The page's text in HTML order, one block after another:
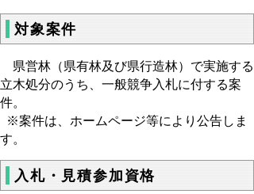
対象案件
県営林（県有林及び県行造林）で実施する
立木処分のうち、一般競争入札に付する案
件。
※案件は、ホームページ等により公告しま
す。
入札・見積参加資格